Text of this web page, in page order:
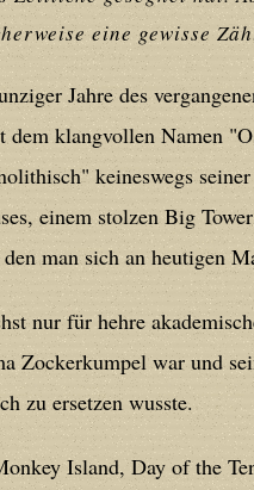
of dynamic
users/confidit/
of dynamic
users/confidit/
of dynamic
www/cms/
eine gewisse
Jahre des
dem klangvollen Namen
keineswegs
einem stolzen Big
man sich an heutigen
nur für hehre
Zockerkumpel war und
zu ersetzen wusste.
Island, Day of the